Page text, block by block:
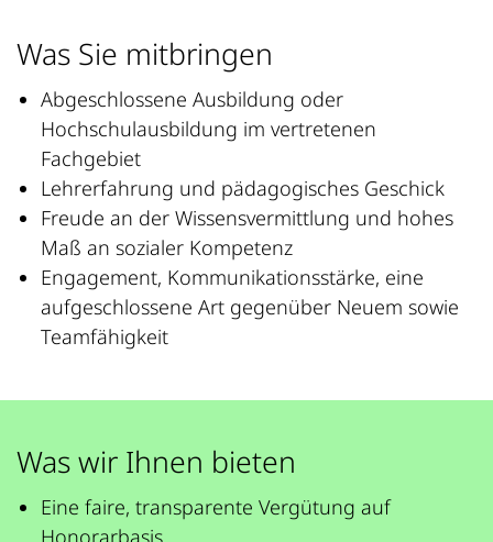
Was Sie mitbringen
Abgeschlossene Ausbildung oder
Hochschulausbildung im vertretenen
Fachgebiet
Lehrerfahrung und pädagogisches Geschick
Freude an der Wissensvermittlung und hohes
Maß an sozialer Kompetenz
Engagement, Kommunikationsstärke, eine
aufgeschlossene Art gegenüber Neuem sowie
Teamfähigkeit
Was wir Ihnen bieten
Eine faire, transparente Vergütung auf
Honorarbasis